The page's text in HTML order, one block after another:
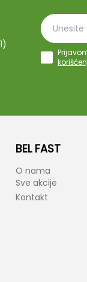
BEL FAST
O nama
Sve akcije
Kontakt